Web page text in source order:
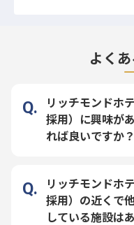
よく
リッチモンドホ
採用）に興味が
れば良いですか？
リッチモンドホ
採用）の近くで
している施設は